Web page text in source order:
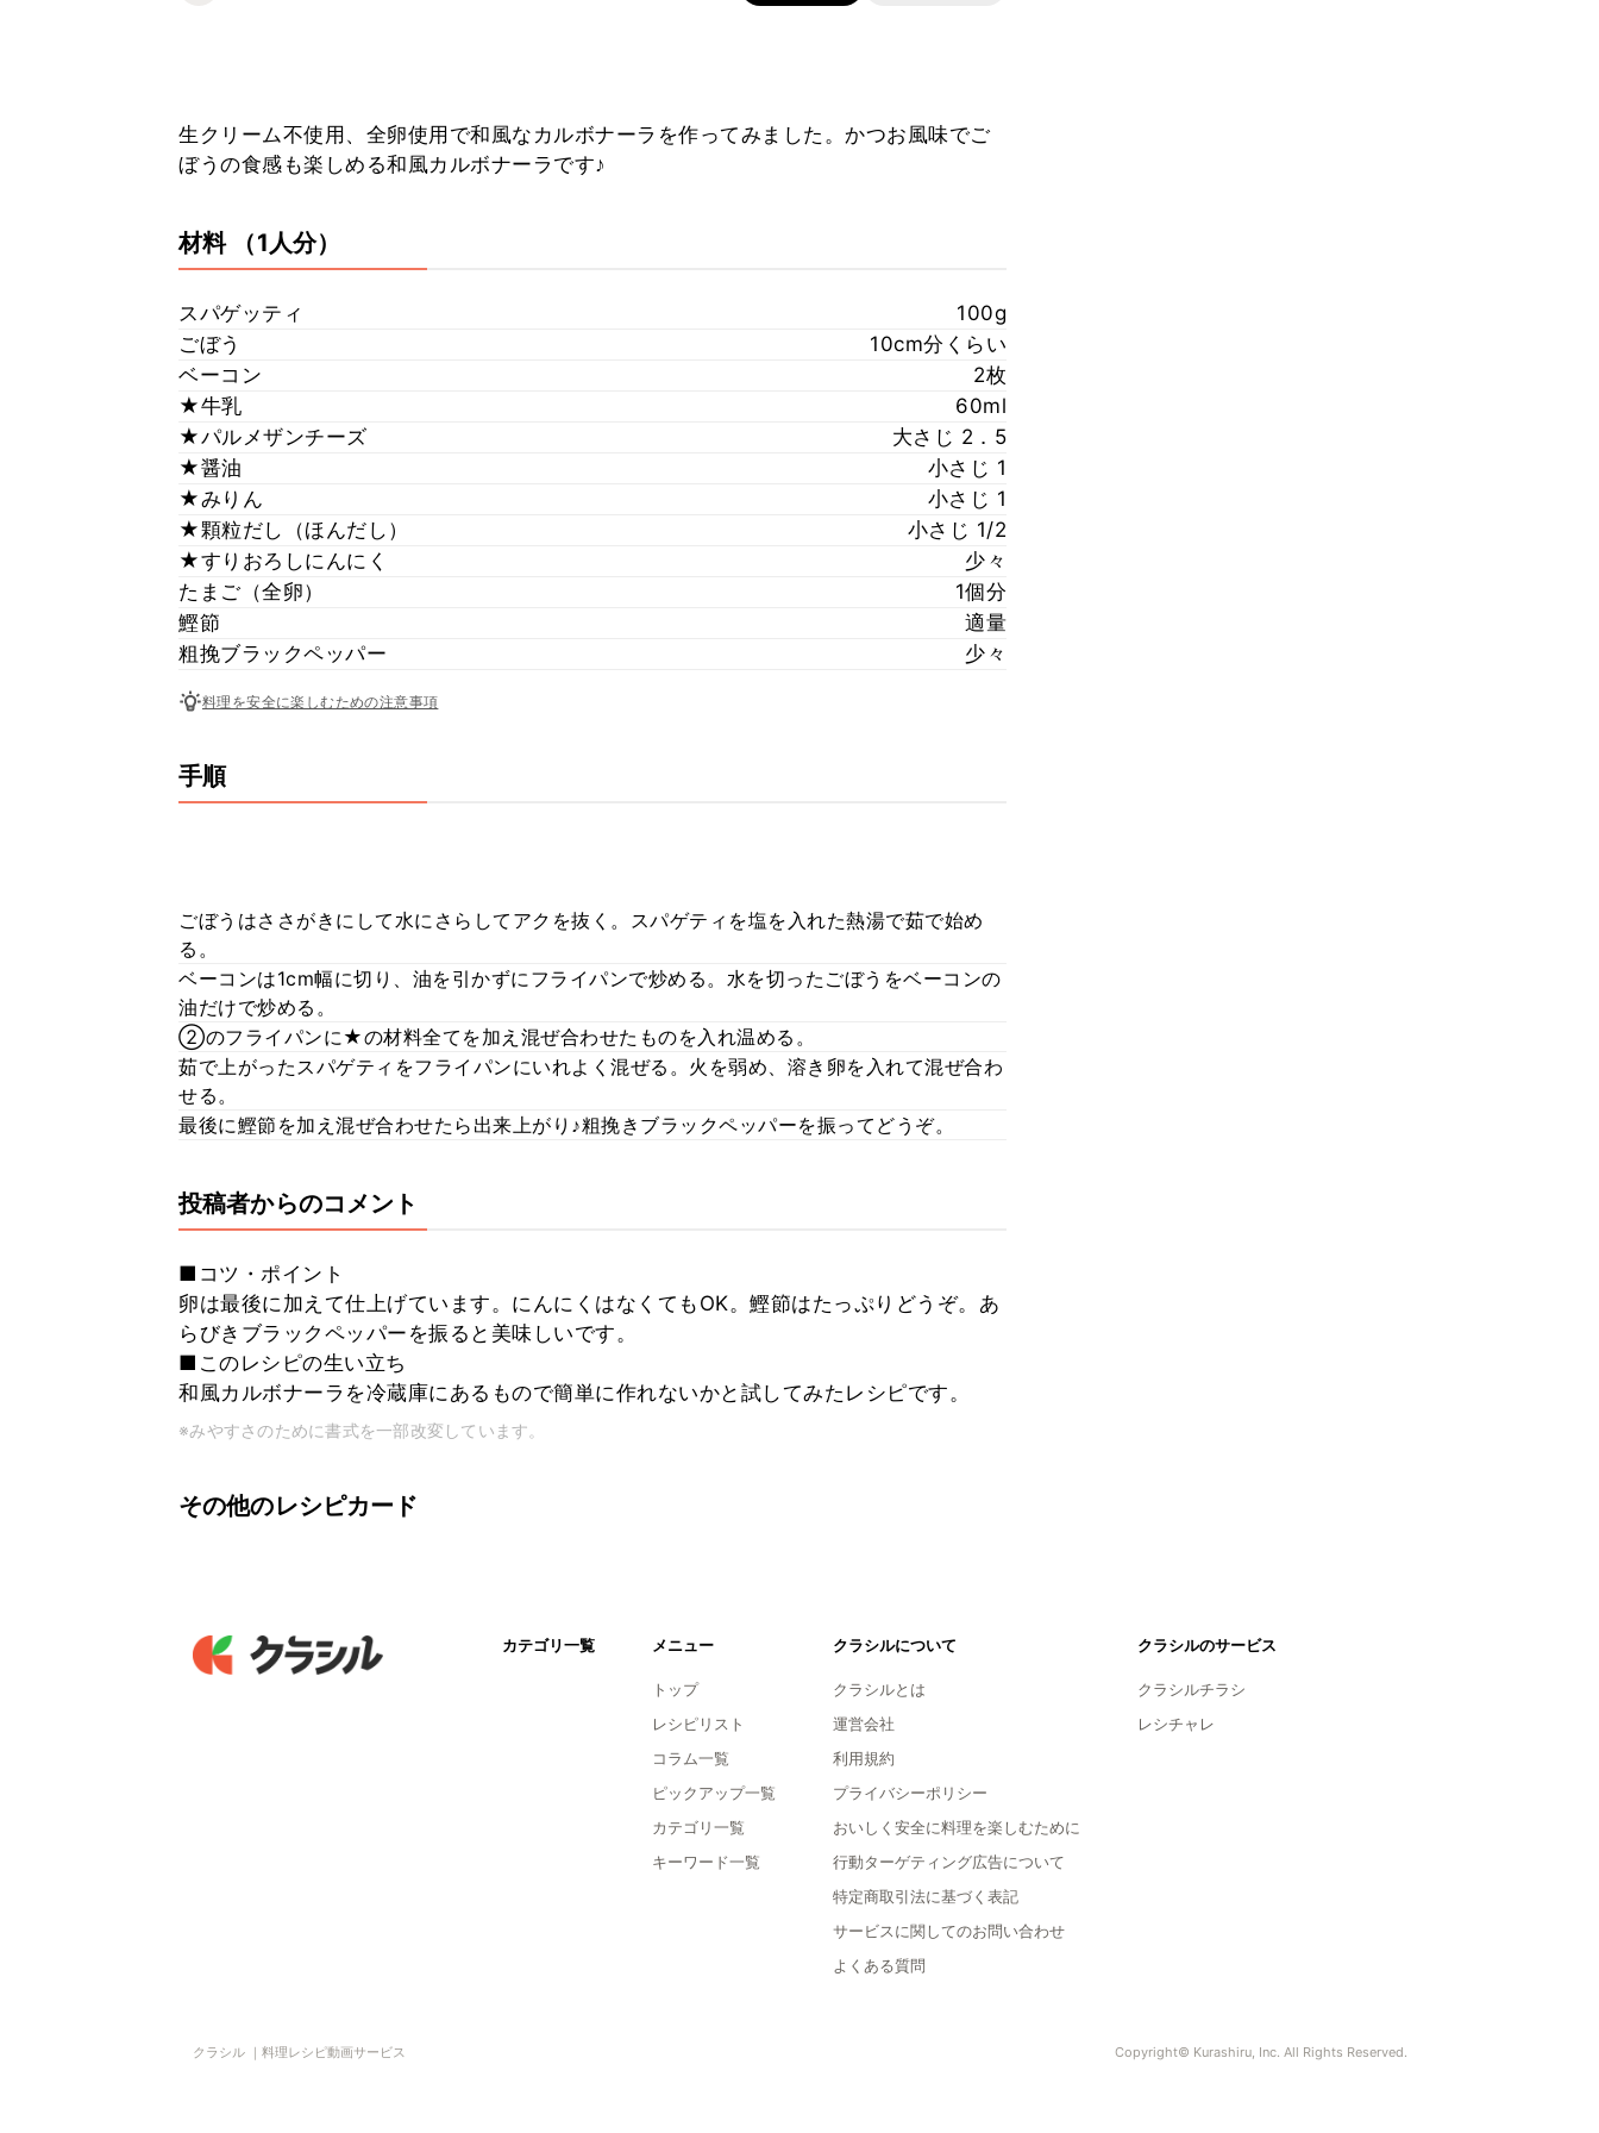
生クリーム不使用、全卵使用で和風なカルボナーラを作ってみました。かつお風味でご
ぼうの食感も楽しめる和風カルボナーラです♪
材料 （1人分）
スパゲッティ
100g
ごぼう
10cm分くらい
ベーコン
2枚
★牛乳
60ml
★パルメザンチーズ
大さじ 2．5
★醤油
小さじ 1
★みりん
小さじ 1
★顆粒だし（ほんだし）
小さじ 1/2
★すりおろしにんにく
少々
たまご（全卵）
1個分
鰹節
適量
粗挽ブラックペッパー
少々
料理を安全に楽しむための注意事項
手順
ごぼうはささがきにして水にさらしてアクを抜く。スパゲティを塩を入れた熱湯で茹で始め
る。
ベーコンは1cm幅に切り、油を引かずにフライパンで炒める。水を切ったごぼうをベーコンの
油だけで炒める。
②のフライパンに★の材料全てを加え混ぜ合わせたものを入れ温める。
茹で上がったスパゲティをフライパンにいれよく混ぜる。火を弱め、溶き卵を入れて混ぜ合わ
せる。
最後に鰹節を加え混ぜ合わせたら出来上がり♪粗挽きブラックペッパーを振ってどうぞ。
投稿者からのコメント
■コツ・ポイント
卵は最後に加えて仕上げています。にんにくはなくてもOK。鰹節はたっぷりどうぞ。あ
らびきブラックペッパーを振ると美味しいです。
■このレシピの生い立ち
和風カルボナーラを冷蔵庫にあるもので簡単に作れないかと試してみたレシピです。
※みやすさのために書式を一部改変しています。
その他のレシピカード
カテゴリ一覧 メニュー
トップ
レシピリスト
コラム一覧
ピックアップ一覧
カテゴリ一覧
キーワード一覧
クラシルについて
クラシルとは
運営会社
利用規約
プライバシーポリシー
おいしく安全に料理を楽しむために
行動ターゲティング広告について
特定商取引法に基づく表記
サービスに関してのお問い合わせ
よくある質問
クラシルのサービス
クラシルチラシ
レシチャレ
クラシル ｜料理レシピ動画サービス Copyright© Kurashiru, Inc. All Rights Reserved.